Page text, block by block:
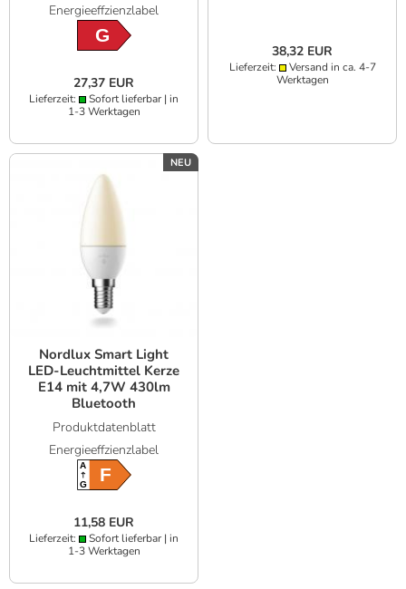
Energieeffzienzlabel
G
27,37 EUR
Lieferzeit:
Sofort lieferbar | in
1-3 Werktagen
38,32 EUR
Lieferzeit:
Versand in ca. 4-7
Werktagen
NEU
Nordlux Smart Light
LED-Leuchtmittel Kerze
E14 mit 4,7W 430lm
Bluetooth
Produktdatenblatt
Energieeffzienzlabel
A
GF
11,58 EUR
Lieferzeit:
Sofort lieferbar | in
1-3 Werktagen